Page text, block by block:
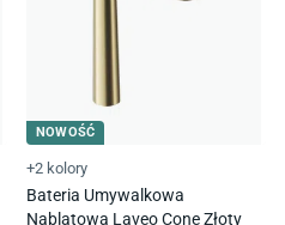
NOWOŚĆ
+2 kolory
Bateria Umywalkowa
Nablatowa Laveo Cone Złoty